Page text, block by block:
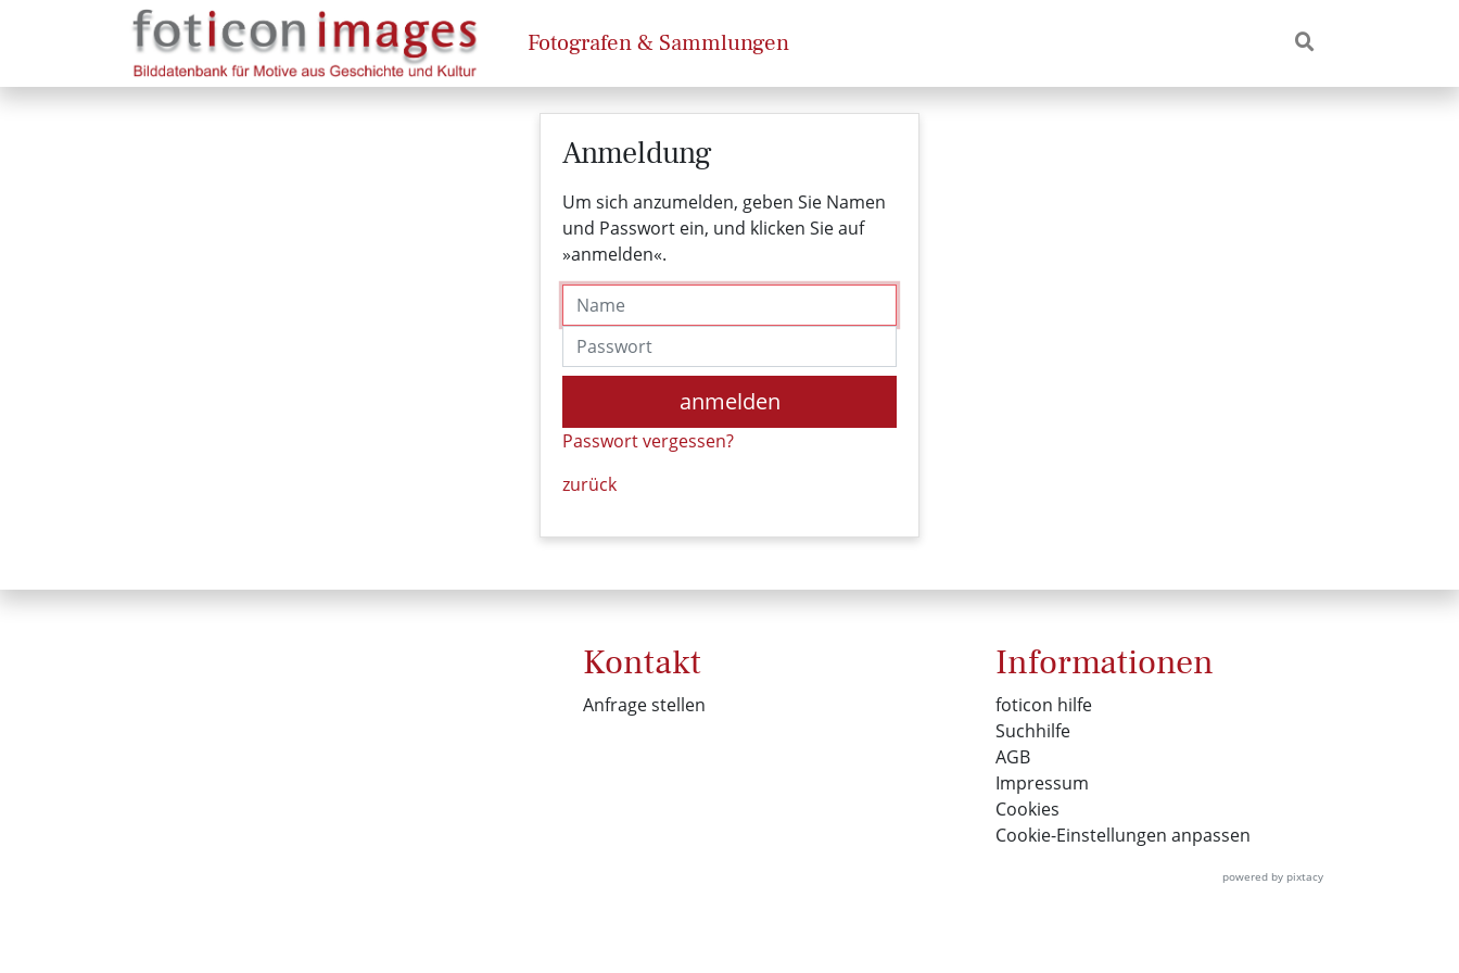
Fotografen & Sammlungen
Anmeldung
Um sich anzumelden, geben Sie Namen
und Passwort ein, und klicken Sie auf
»anmelden«.
Name
Passwort
anmelden
Passwort vergessen?
zurück
Kontakt
Anfrage stellen
Informationen
foticon hilfe
Suchhilfe
AGB
Impressum
Cookies
Cookie-Einstellungen anpassen
powered by pixtacy